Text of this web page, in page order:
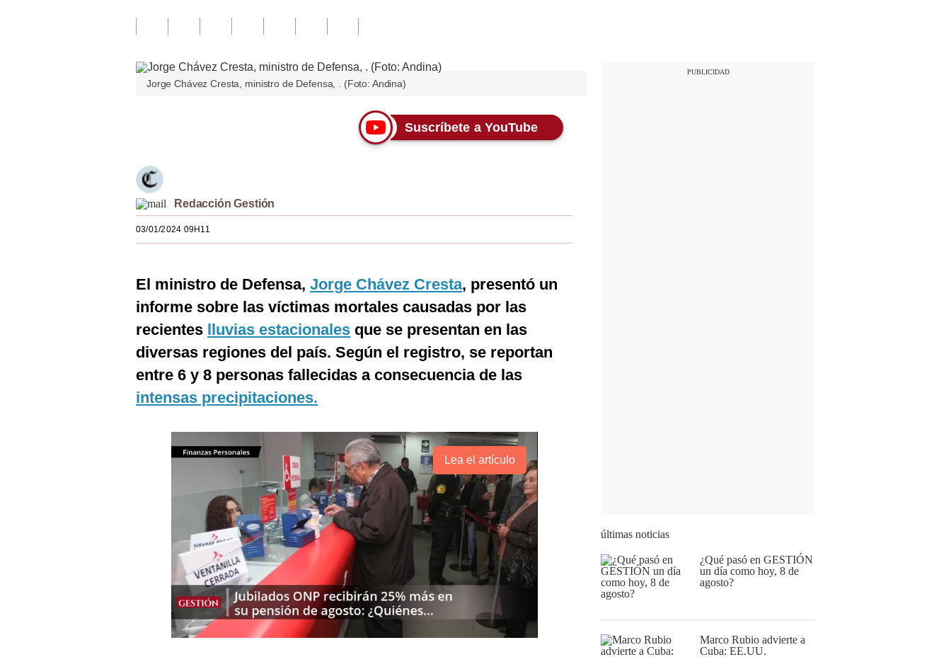
Jorge Chávez Cresta, ministro de Defensa, . (Foto: Andina)
Suscríbete a YouTube
Redacción Gestión
03/01/2024 09H11
El ministro de Defensa, Jorge Chávez Cresta, presentó un
informe sobre las víctimas mortales causadas por las
recientes lluvias estacionales que se presentan en las
diversas regiones del país. Según el registro, se reportan
entre 6 y 8 personas fallecidas a consecuencia de las
intensas precipitaciones.
Lea el artículo
últimas noticias
¿Qué pasó en GESTIÓN
un día como hoy, 8 de
agosto?
Marco Rubio advierte a
Cuba: EE.UU.